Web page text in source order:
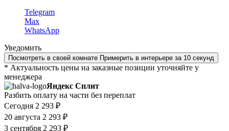
Telegram
Max
WhatsApp
Уведомить
Посмотреть в своей комнате Примерить в интерьере за 10 секунд
* Актуальность цены на заказные позиции уточняйте у
менеджера
Яндекс Сплит
Разбить оплату на части без переплат
Сегодня 2 293 ₽
20 августа 2 293 ₽
3 сентября 2 293 ₽